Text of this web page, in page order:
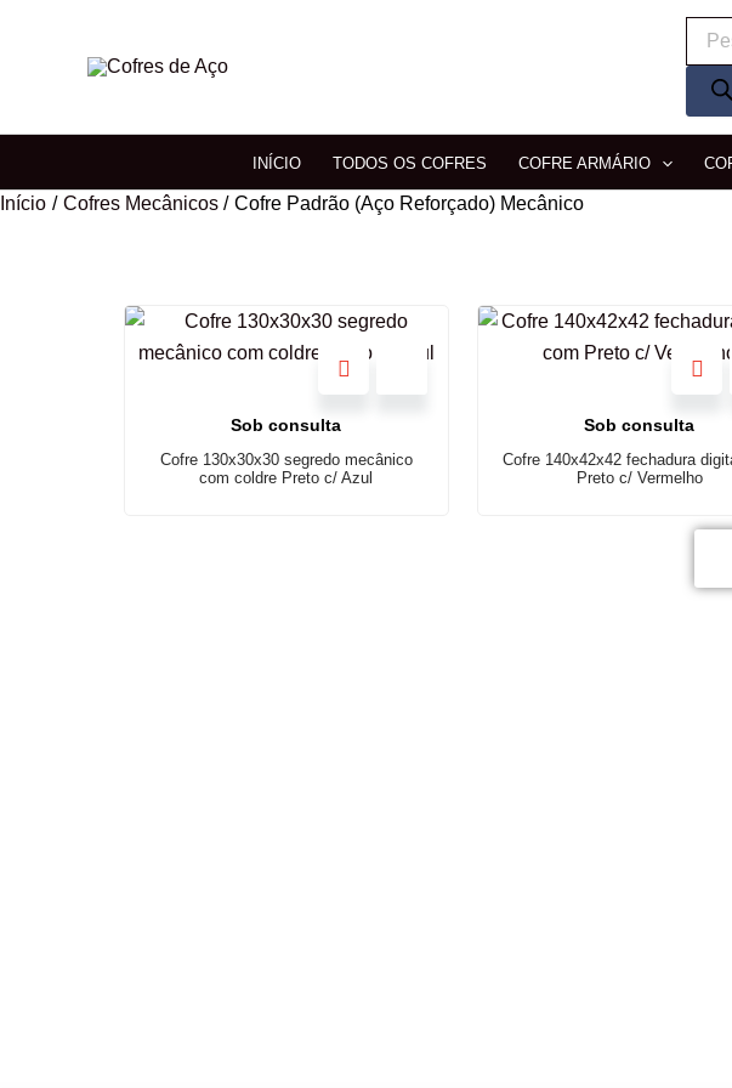
INÍCIO TODOS OS COFRES COFRE ARMÁRIO
Início Cofres Mecânicos Cofre Padrão (Aço Reforçado) Mecânico
Sob consulta
Cofre 130x30x30 segredo mecânico
com coldre Preto c/ Azul
Sob consulta
Cofre 140x42x42 fechadura
Preto c/ Vermelho